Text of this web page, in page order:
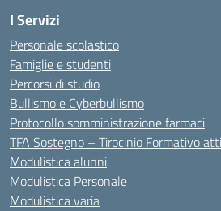
I Servizi
Personale scolastico
Famiglie e studenti
Percorsi di studio
Bullismo e Cyberbullismo
Protocollo somministrazione farmaci
TFA Sostegno – Tirocinio Formativo
Modulistica alunni
Modulistica Personale
Modulistica varia